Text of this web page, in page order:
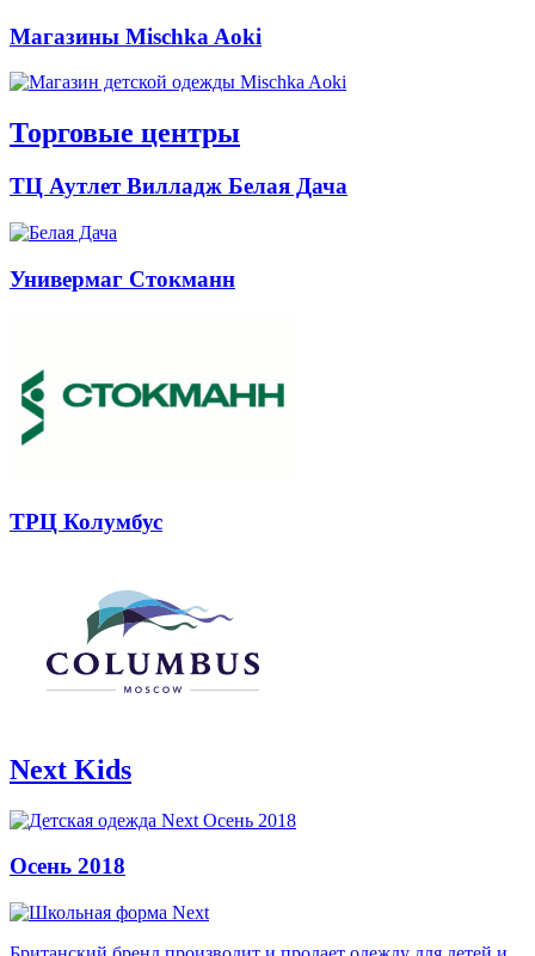
Магазины Mischka Aoki
Торговые центры
ТЦ Аутлет Вилладж Белая Дача
Универмаг Стокманн
ТРЦ Колумбус
Next Kids
Осень 2018